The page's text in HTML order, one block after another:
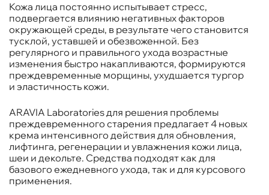
Кожа лица постоянно испытывает стресс,
подвергается влиянию негативных факторов
окружающей среды, в результате чего становится
тусклой, уставшей и обезвоженной. Без
регулярного и правильного ухода возрастные
изменения быстро накапливаются, формируются
преждевременные морщины, ухудшается тургор
и эластичность кожи.
ARAVIA Laboratories для решения проблемы
преждевременного старения предлагает 4 новых
крема интенсивного действия для обновления,
лифтинга, регенерации и увлажнения кожи лица,
шеи и декольте. Средства подходят как для
базового ежедневного ухода, так и для курсового
применения.